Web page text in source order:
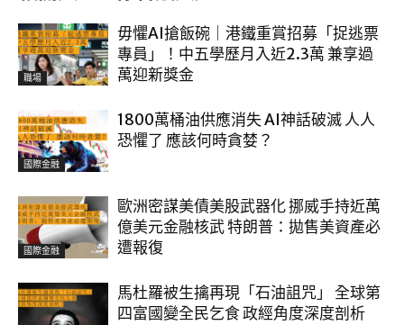
職場
毋懼AI搶飯碗｜港鐵重賞招募「捉逃票
專員」！中五學歷月入近2.3萬 兼享過
萬迎新獎金
國際金融
1800萬桶油供應消失 AI神話破滅 人人
恐懼了 應該何時貪婪？
國際金融
歐洲密謀美債美股武器化 挪威手持近萬
億美元金融核武 特朗普：拋售美資產必
遭報復
馬杜羅被生擒再現「石油詛咒」 全球第
四富國變全民乞食 政經角度深度剖析